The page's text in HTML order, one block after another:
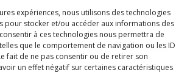
expériences, nous utilisons des technologies
pour stocker et/ou accéder aux informations des
à ces technologies nous permettra de
que le comportement de navigation ou les ID
fait de ne pas consentir ou de retirer son
un effet négatif sur certaines caractéristiques
manutention
CGV
Mentions légales
confidentialité et protection des
données
sécurisé
Gérer mes cookies